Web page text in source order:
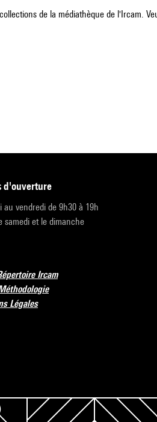
de la médiathèque de l'Ircam.
d'ouverture
au vendredi de 9h30 à 19h
samedi et le dimanche
Ircam
Légales